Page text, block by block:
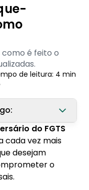
como é feito o
de leitura: 4 min
FGTS:
e
do FGTS
cada vez mais
desejam
o